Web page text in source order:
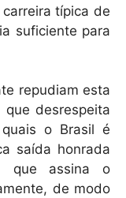
típica de
suficiente para
repudiam esta
desrespeita
quais o Brasil é
saída honrada
que assina o
de modo